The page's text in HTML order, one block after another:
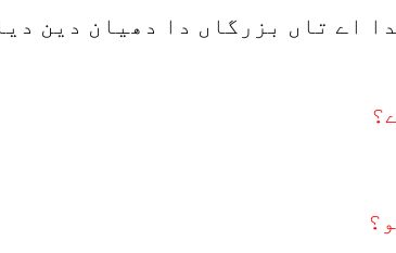
اے تاں بزرگاں دا دھیان دین